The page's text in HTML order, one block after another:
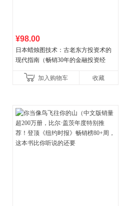
¥98.00
日本蜡烛图技术：古老东方投资术的
现代指南（畅销30年的金融投资经
《财富》重磅推荐！知名金
加入购物车 收藏